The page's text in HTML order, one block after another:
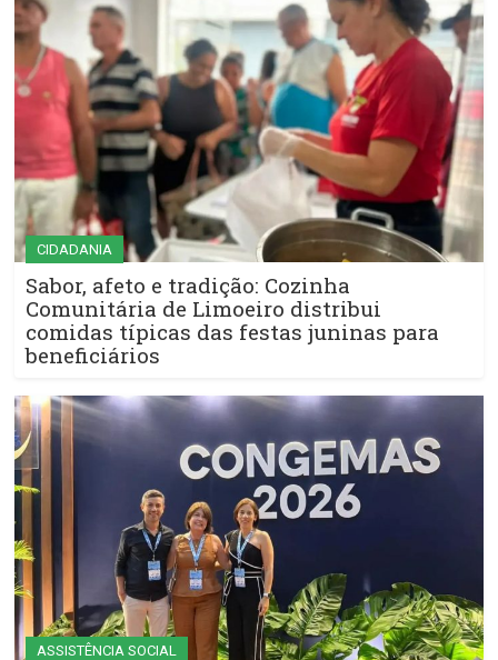
CIDADANIA
Sabor, afeto e tradição: Cozinha
Comunitária de Limoeiro distribui
comidas típicas das festas juninas para
beneficiários
ASSISTÊNCIA SOCIAL